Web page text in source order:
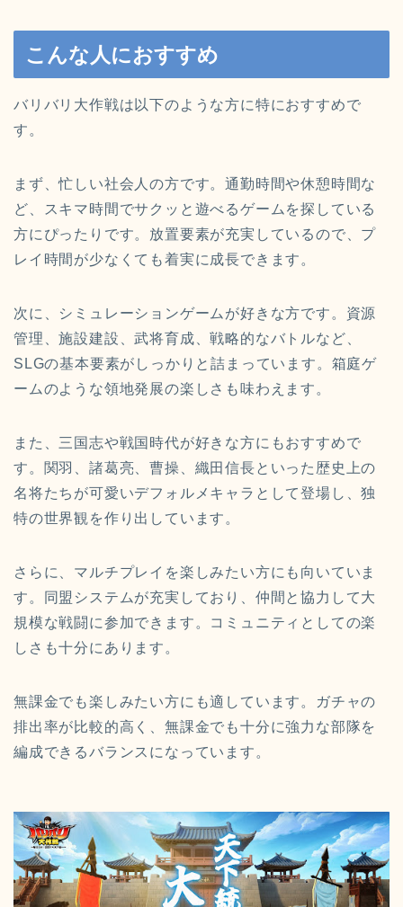
こんな人におすすめ
バリバリ大作戦は以下のような方に特におすすめで
す。
まず、忙しい社会人の方です。通勤時間や休憩時間な
ど、スキマ時間でサクッと遊べるゲームを探している
方にぴったりです。放置要素が充実しているので、プ
レイ時間が少なくても着実に成長できます。
次に、シミュレーションゲームが好きな方です。資源
管理、施設建設、武将育成、戦略的なバトルなど、
SLGの基本要素がしっかりと詰まっています。箱庭ゲ
ームのような領地発展の楽しさも味わえます。
また、三国志や戦国時代が好きな方にもおすすめで
す。関羽、諸葛亮、曹操、織田信長といった歴史上の
名将たちが可愛いデフォルメキャラとして登場し、独
特の世界観を作り出しています。
さらに、マルチプレイを楽しみたい方にも向いていま
す。同盟システムが充実しており、仲間と協力して大
規模な戦闘に参加できます。コミュニティとしての楽
しさも十分にあります。
無課金でも楽しみたい方にも適しています。ガチャの
排出率が比較的高く、無課金でも十分に強力な部隊を
編成できるバランスになっています。